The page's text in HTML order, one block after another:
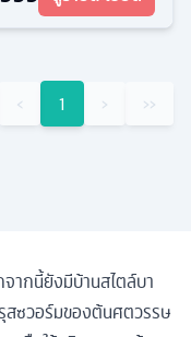
‹ 1 › ››
ากนี้ยังมีบ้านสไตล์บา
สซวอร์มของต้นศตวรรษ